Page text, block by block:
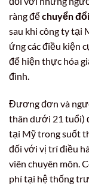
ràng đểchuyển
sau khi công ty tại
ứng các điều kiện
để hiện thực hóa
đình.
Đương đơn và
thân dưới 21 tuổi)
tại Mỹ trong suốt
đối với vị trí điều
viên chuyên môn.
phí tại hệ thống